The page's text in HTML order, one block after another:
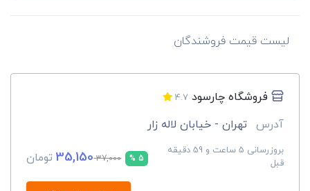
لیست قیمت فروشندگان
فروشگاه چارسود 4.7
آدرس تهران - خیابان لاله زار
بروزرسانی 5 ساعت و 59 دقیقه
قبل
5 %
37,000
35,150 تومان